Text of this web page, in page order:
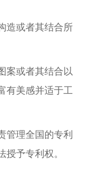
或者其结合所
或者其结合以
有美感并适于工
理全国的专利
予专利权。